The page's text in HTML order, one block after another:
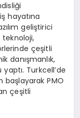
hayatına
geliştirici
teknoloji,
çeşitli
danışmanlık,
Turkcell’de
başlayarak PMO
çeşitli